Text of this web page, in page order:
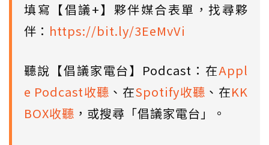
填寫【倡議+】夥伴媒合表單，找尋夥
伴： https://bit.ly/3EeMvVi
聽說【倡議家電台】Podcast：在Appl
e Podcast收聽 、在Spotify收聽 、在KK
BOX收聽 ，或搜尋「倡議家電台」。